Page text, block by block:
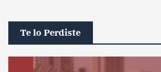
Te lo Perdiste